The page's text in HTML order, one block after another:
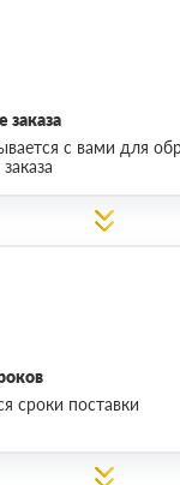
заказа
с вами для
сроки поставки